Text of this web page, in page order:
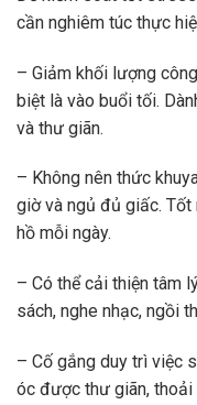
cần nghiêm túc thực
– Giảm khối lượng
biệt là vào buổi tối.
và thư giãn.
– Không nên thức
giờ và ngủ đủ giấc.
hồ mỗi ngày.
– Có thể cải thiện tâm
sách, nghe nhạc, ngồi
– Cố gắng duy trì việc
óc được thư giãn, thoải